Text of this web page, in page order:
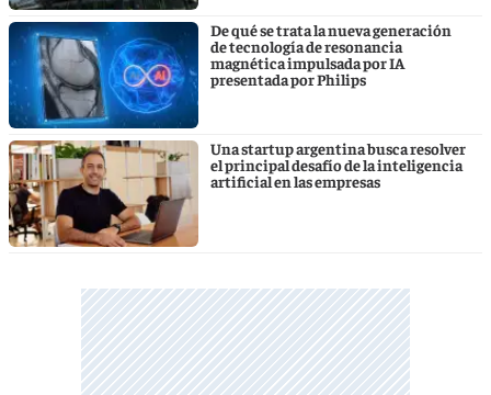
De qué se trata la nueva generación
de tecnología de resonancia
magnética impulsada por IA
presentada por Philips
Una startup argentina busca resolver
el principal desafío de la inteligencia
artificial en las empresas